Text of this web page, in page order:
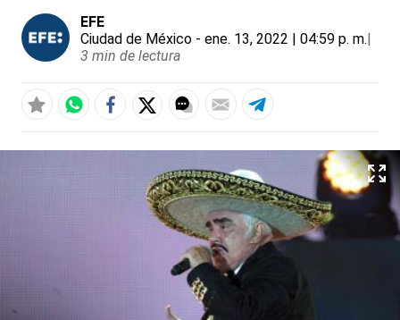
EFE
Ciudad de México - ene. 13, 2022 | 04:59 p. m.|
3 min de lectura